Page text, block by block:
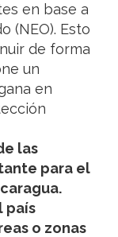
en base a
(NEO). Esto
de forma
un
en
las
para el
país
o zonas